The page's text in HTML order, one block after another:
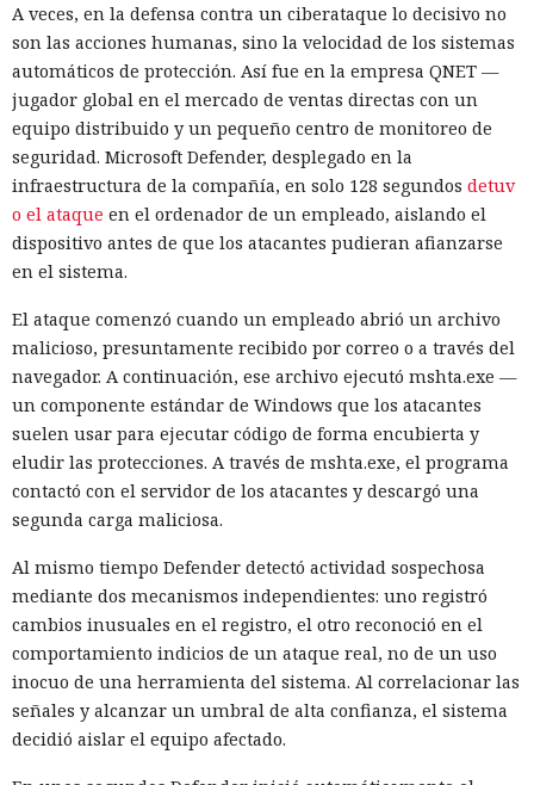
A veces, en la defensa contra un ciberataque lo decisivo no
son las acciones humanas, sino la velocidad de los sistemas
automáticos de protección. Así fue en la empresa QNET —
jugador global en el mercado de ventas directas con un
equipo distribuido y un pequeño centro de monitoreo de
seguridad. Microsoft Defender, desplegado en la
infraestructura de la compañía, en solo 128 segundos detuv
o el ataque en el ordenador de un empleado, aislando el
dispositivo antes de que los atacantes pudieran afianzarse
en el sistema.
El ataque comenzó cuando un empleado abrió un archivo
malicioso, presuntamente recibido por correo o a través del
navegador. A continuación, ese archivo ejecutó mshta.exe —
un componente estándar de Windows que los atacantes
suelen usar para ejecutar código de forma encubierta y
eludir las protecciones. A través de mshta.exe, el programa
contactó con el servidor de los atacantes y descargó una
segunda carga maliciosa.
Al mismo tiempo Defender detectó actividad sospechosa
mediante dos mecanismos independientes: uno registró
cambios inusuales en el registro, el otro reconoció en el
comportamiento indicios de un ataque real, no de un uso
inocuo de una herramienta del sistema. Al correlacionar las
señales y alcanzar un umbral de alta confianza, el sistema
decidió aislar el equipo afectado.